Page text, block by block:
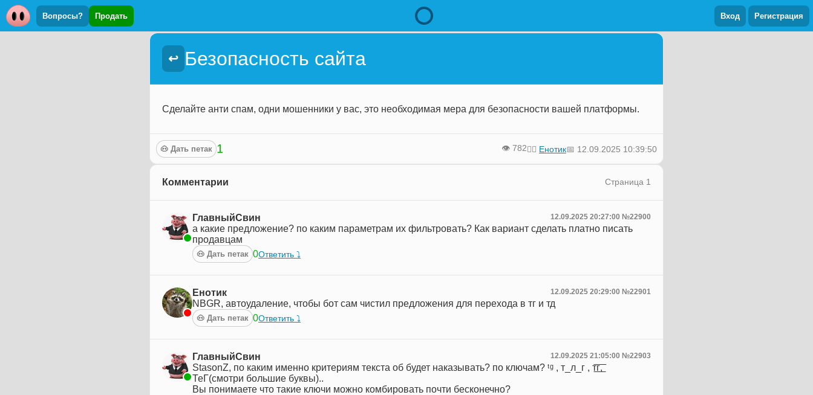
Вопросы? Продать Вход Регистрация
↩ Безопасность сайта
Сделайте анти спам, одни мошенники у вас, это необходимая мера для безопасности вашей платформы.
🐽 Дать петак 1 👁️ 782🙍‍♂️ Енотик📅 12.09.2025 10:39:50
Комментарии Страница 1
ГлавныйСвин 12.09.2025 20:27:00 №22900
а какие предложение? по каким параметрам их фильтровать? Как вариант сделать платно писать
продавцам
🐽 Дать петак 0Ответить ⤵︎
Енотик 12.09.2025 20:29:00 №22901
NBGR, автоудаление, чтобы бот сам чистил предложения для перехода в тг и тд
🐽 Дать петак 0Ответить ⤵︎
ГлавныйСвин 12.09.2025 21:05:00 №22903
StasonZ, по каким именно критериям текста об будет наказывать? по ключам? ᵗᵍ , т_л_г , т͟͞г͟͞,
ТеГ(смотри большие буквы)..
Вы понимаете что такие ключи можно комбировать почти бесконечно?